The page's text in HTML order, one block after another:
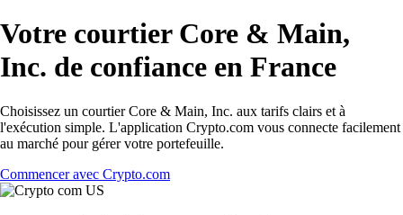
Votre courtier Core & Main,
Inc. de confiance en France
Choisissez un courtier Core & Main, Inc. aux tarifs clairs et à
l'exécution simple. L'application Crypto.com vous connecte facilement
au marché pour gérer votre portefeuille.
Commencer avec Crypto.com